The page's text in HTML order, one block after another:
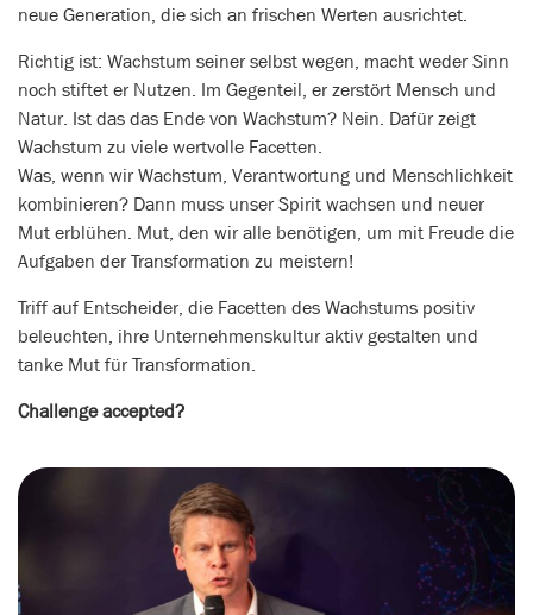
neue Generation, die sich an frischen Werten ausrichtet.
Richtig ist: Wachstum seiner selbst wegen, macht weder Sinn
noch stiftet er Nutzen. Im Gegenteil, er zerstört Mensch und
Natur. Ist das das Ende von Wachstum? Nein. Dafür zeigt
Wachstum zu viele wertvolle Facetten.
Was, wenn wir Wachstum, Verantwortung und Menschlichkeit
kombinieren? Dann muss unser Spirit wachsen und neuer
Mut erblühen. Mut, den wir alle benötigen, um mit Freude die
Aufgaben der Transformation zu meistern!
Triff auf Entscheider, die Facetten des Wachstums positiv
beleuchten, ihre Unternehmenskultur aktiv gestalten und
tanke Mut für Transformation.
Challenge accepted?